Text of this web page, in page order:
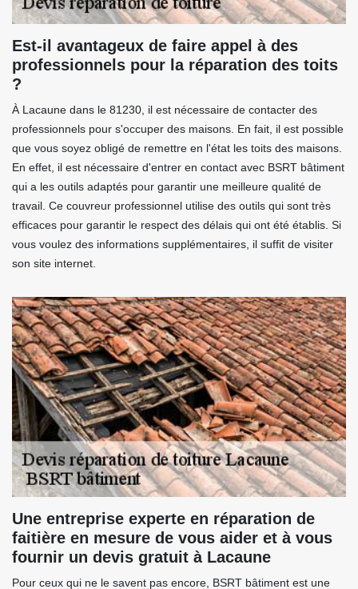
Est-il avantageux de faire appel à des
professionnels pour la réparation des toits
?
À Lacaune dans le 81230, il est nécessaire de contacter des
professionnels pour s'occuper des maisons. En fait, il est possible
que vous soyez obligé de remettre en l'état les toits des maisons.
En effet, il est nécessaire d'entrer en contact avec BSRT bâtiment
qui a les outils adaptés pour garantir une meilleure qualité de
travail. Ce couvreur professionnel utilise des outils qui sont très
efficaces pour garantir le respect des délais qui ont été établis. Si
vous voulez des informations supplémentaires, il suffit de visiter
son site internet.
Une entreprise experte en réparation de
faitière en mesure de vous aider et à vous
fournir un devis gratuit à Lacaune
Pour ceux qui ne le savent pas encore, BSRT bâtiment est une